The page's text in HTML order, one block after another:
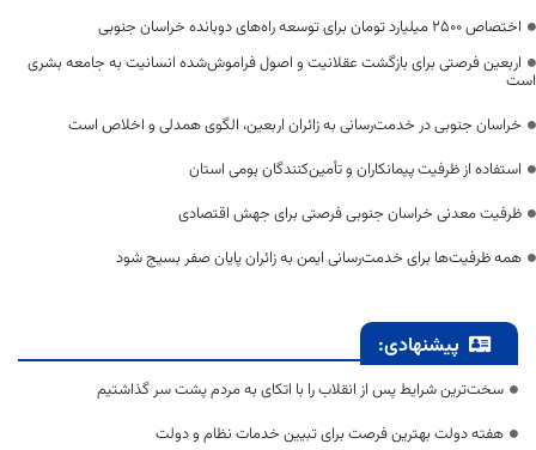
اختصاص 2500 میلیارد تومان برای توسعه راه‌های دوبانده خراسان جنوبی
اربعین فرصتی برای بازگشت عقلانیت و اصول فراموش‌شده انسانیت به جامعه بشری
است
خراسان جنوبی در خدمت‌رسانی به زائران اربعین، الگوی همدلی و اخلاص است
استفاده از ظرفیت پیمانکاران و تأمین‌کنندگان بومی استان
ظرفیت معدنی خراسان جنوبی فرصتی برای جهش اقتصادی
همه ظرفیت‌ها برای خدمت‌رسانی ایمن به زائران پایان صفر بسیج شود
پیشنهادی:
سخت‌ترین شرایط پس از انقلاب را با اتکای به مردم پشت سر گذاشتیم
هفته دولت بهترین فرصت برای تبیین خدمات نظام و دولت